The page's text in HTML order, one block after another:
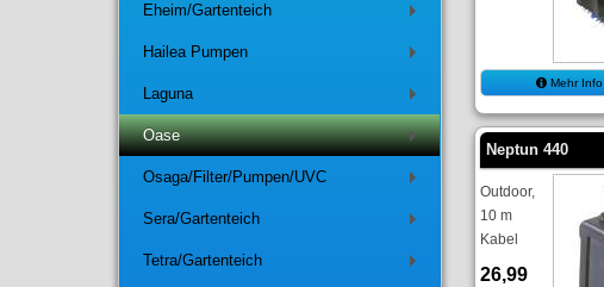
Eheim/Gartenteich
Hailea Pumpen
Laguna
+
Oase
Osaga/Filter/Pumpen/UVC
Sera/Gartenteich
Tetra/Gartenteich
Mehr Info
Neptun 440
Outdoor,
10 m
Kabel
26,99